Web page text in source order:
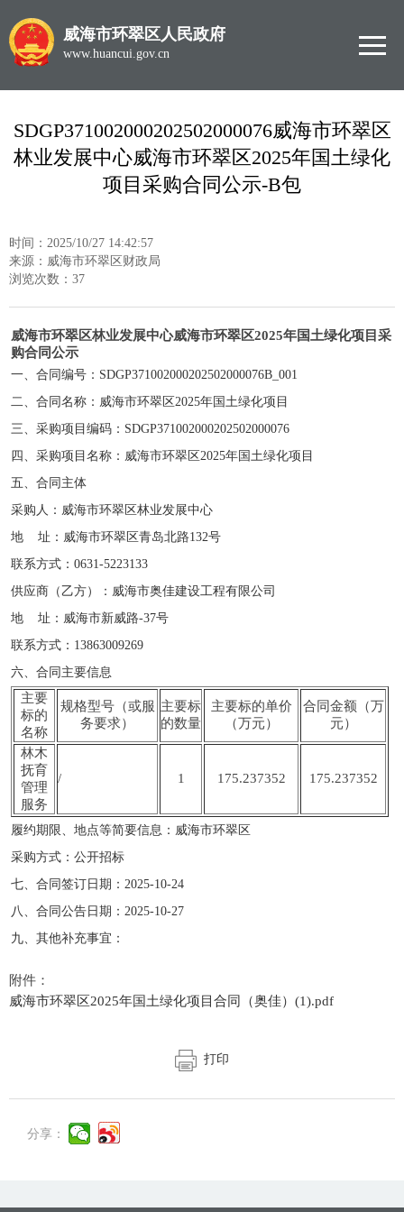
威海市环翠区人民政府
www.huancui.gov.cn
SDGP371002000202502000076威海市环翠区
林业发展中心威海市环翠区2025年国土绿化
项目采购合同公示-B包
时间：2025/10/27 14:42:57
来源：威海市环翠区财政局
浏览次数： 37
威海市环翠区林业发展中心威海市环翠区2025年国土绿化项目采
购合同公示
一、合同编号：SDGP371002000202502000076B_001
二、合同名称：威海市环翠区2025年国土绿化项目
三、采购项目编码：SDGP371002000202502000076
四、采购项目名称：威海市环翠区2025年国土绿化项目
五、合同主体
采购人：威海市环翠区林业发展中心
地 址：威海市环翠区青岛北路132号
联系方式：0631-5223133
供应商（乙方）：威海市奥佳建设工程有限公司
地 址：威海市新威路-37号
联系方式：13863009269
六、合同主要信息
主要
标的
名称
规格型号（或服
务要求）
主要标
的数量
主要标的单价
（万元）
合同金额（万
元）
林木
抚育
管理
服务
/ 1 175.237352 175.237352
履约期限、地点等简要信息：威海市环翠区
采购方式：公开招标
七、合同签订日期：2025-10-24
八、合同公告日期：2025-10-27
九、其他补充事宜：
附件：
威海市环翠区2025年国土绿化项目合同（奥佳）(1).pdf
打印
分享：